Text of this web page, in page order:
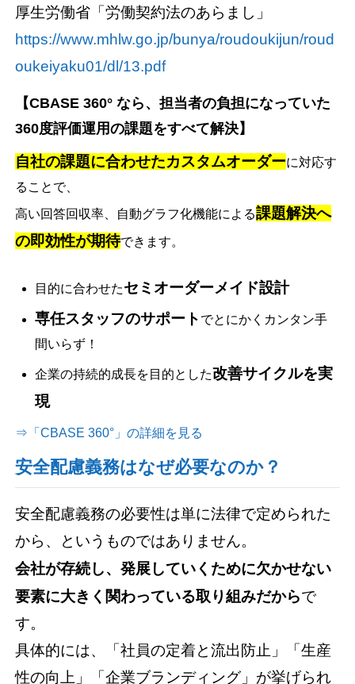
厚生労働省「労働契約法のあらまし」
https://www.mhlw.go.jp/bunya/roudoukijun/roud
oukeiyaku01/dl/13.pdf
【CBASE 360° なら、担当者の負担になっていた
360度評価運用の課題をすべて解決】
自社の課題に合わせたカスタムオーダーに対応す
ることで、
高い回答回収率、自動グラフ化機能による課題解決へ
の即効性が期待できます。
目的に合わせたセミオーダーメイド設計
専任スタッフのサポート でとにかくカンタン手
間いらず！
企業の持続的成長を目的とした改善サイクルを実
現
⇒「CBASE 360°」の詳細を見る
安全配慮義務はなぜ必要なのか？
安全配慮義務の必要性は単に法律で定められた
から、というものではありません。
会社が存続し、発展していくために欠かせない
要素に大きく関わっている取り組みだからで
す。
具体的には、「社員の定着と流出防止」「生産
性の向上」「企業ブランディング」が挙げられ